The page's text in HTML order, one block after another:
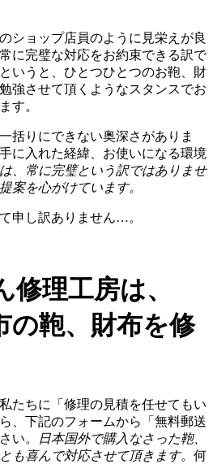
ショップ店員のように見栄えが良
に完璧な対応をお約束できる訳で
いうと、ひとつひとつのお鞄、財
強させて頂くようなスタンスでお
す。
括りにできない奥深さがありま
に入れた経緯、お使いになる環境
、常に完璧という訳ではありませ
案を心がけています。
申し訳ありません…。
理工房は、
の鞄、財布を修
たちに「修理の見積を任せてもい
、下記のフォームから「無料郵送
い。
日本国外で購入なさった鞄、
も喜んで対応させて頂きます。 何